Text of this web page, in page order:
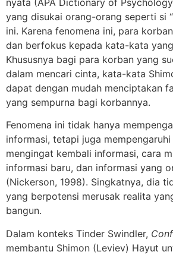
yang disukai orang-orang seperti si
ini. Karena fenomena ini, para
dan berfokus kepada kata-kata
Khususnya bagi para korban yang
dalam mencari cinta, kata-kata
dapat dengan mudah menciptakan
yang sempurna bagi korbannya.
Fenomena ini tidak hanya
informasi, tetapi juga
mengingat kembali informasi, cara
informasi baru, dan informasi yang
(Nickerson, 1998). Singkatnya, dia
yang berpotensi merusak realita
bangun.
Dalam konteks Tinder Swindler,
membantu Shimon (Leviev) Hayut